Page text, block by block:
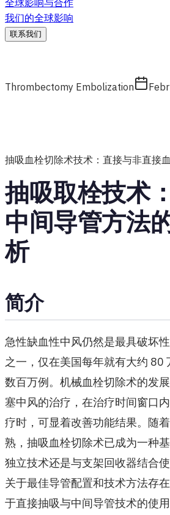
全球影响与合作
我们的全球影响
联系我们
Thrombectomy Embolization
抽吸血栓切除术技术：直接与非直接
抽吸取栓技术
中间导管方法
析
简介
急性缺血性中风仍然是最具破坏
之一，仅在美国每年就有大约 80
数百万例。机械血栓切除术的发
塞中风的治疗，在治疗时间窗口
疗时，可显着改善功能结果。随
熟，抽吸血栓切除术已成为一种
独立技术还是与支架回收器结合
关于最佳导管配置和技术方法存
于直接抽吸与中间导管技术的使